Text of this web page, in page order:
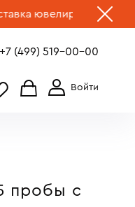
ювелирных изделий по
+7 (499) 519-00-00
пробы c